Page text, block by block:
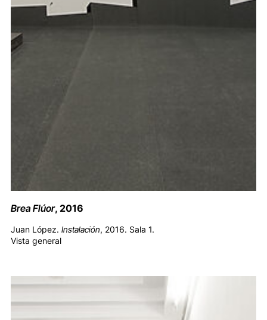
Brea Flúor, 2016
Juan López. Instalación, 2016. Sala 1.
Vista general